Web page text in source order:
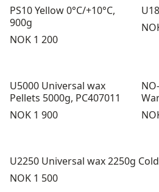
PS10 Yellow 0°C/+10°C,
900g
Pris:
NOK 1 200
U5000 Universal wax
Pellets 5000g, PC407011
Pris:
NOK 1 900
U2250 Universal wax 2250g
Pris:
NOK 1 500